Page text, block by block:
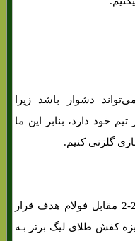
دشوار باشد زیرا
خود دارد، بنابر این ما
گلزنی کنیم.
ملی پوش مصری آخرینبار در تساوی 2-2 مقابل فولام هدف قرار
کفش طلای لیگ برتر بـه